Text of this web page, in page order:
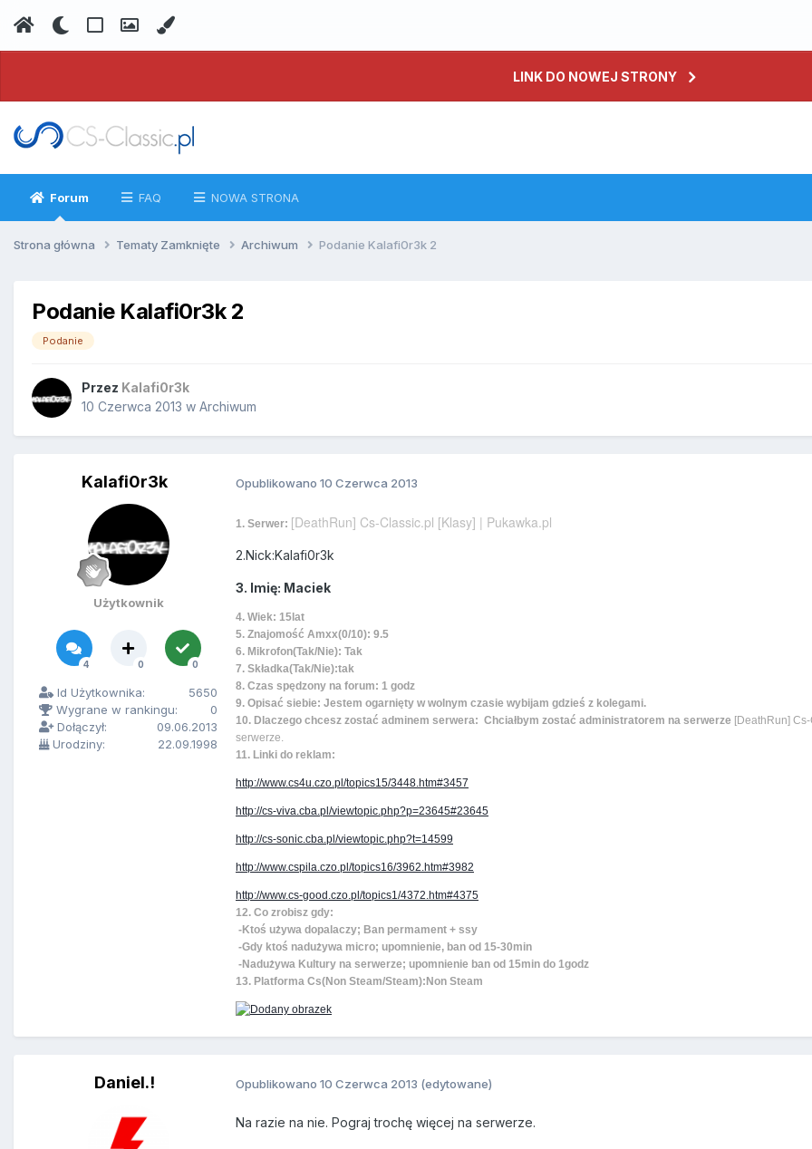
LINK DO NOWEJ STRONY
Forum FAQ NOWA STRONA
Strona główna Tematy Zamknięte Archiwum Podanie Kalafi0r3k 2
Podanie Kalafi0r3k 2
Podanie
Przez Kalafi0r3k
10 Czerwca 2013 w Archiwum
Kalafi0r3k
Użytkownik
4 0 0
Id Użytkownika:
5650
Wygrane w rankingu:
0
Dołączył:
09.06.2013
Urodziny:
22.09.1998
Opublikowano 10 Czerwca 2013
1. Serwer: [DeathRun] Cs-Classic.pl [Klasy] | Pukawka.pl
2.Nick:Kalafi0r3k
3. Imię: Maciek
4. Wiek: 15lat
5. Znajomość Amxx(0/10): 9.5
6. Mikrofon(Tak/Nie): Tak
7. Składka(Tak/Nie):tak
8. Czas spędzony na forum: 1 godz
9. Opisać siebie: Jestem ogarnięty w wolnym czasie wybijam gdzieś z kolegami.
10. Dlaczego chcesz zostać adminem serwera: Chciałbym zostać administratorem na serwerze [DeathRun]
serwerze.
11. Linki do reklam:
http://www.cs4u.czo.pl/topics15/3448.htm#3457
http://cs-viva.cba.pl/viewtopic.php?p=23645#23645
http://cs-sonic.cba.pl/viewtopic.php?t=14599
http://www.cspila.czo.pl/topics16/3962.htm#3982
http://www.cs-good.czo.pl/topics1/4372.htm#4375
12. Co zrobisz gdy:
-Ktoś używa dopalaczy; Ban permament + ssy
-Gdy ktoś nadużywa micro; upomnienie, ban od 15-30min
-Nadużywa Kultury na serwerze; upomnienie ban od 15min do 1godz
13. Platforma Cs(Non Steam/Steam):Non Steam
Daniel.! Opublikowano 10 Czerwca 2013 (edytowane)
Na razie na nie. Pograj trochę więcej na serwerze.